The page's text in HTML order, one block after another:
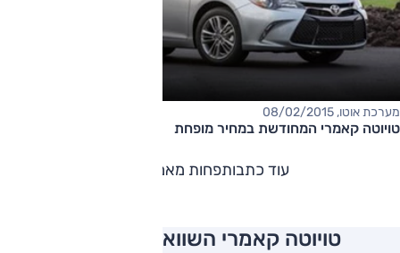
מערכת אוטו, 08/02/2015
טויוטה קאמרי המחודשת במחיר מופחת
עוד כתבותפחות מאמרים
טויוטה קאמרי השוואה למתחרים